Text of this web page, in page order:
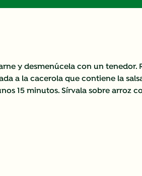
y desmenúcela con un tenedor.
a la cacerola que contiene la
15 minutos. Sírvala sobre arroz